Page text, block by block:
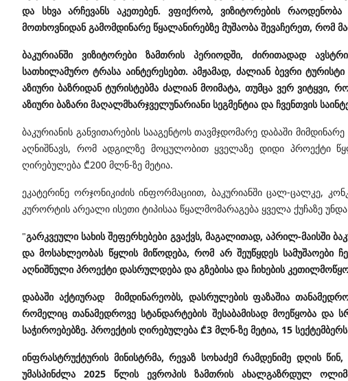
და სხვა არჩევანს აკეთებენ. ვფიქრობ, ვიზიტორების
მოთხოვნიდან გამომდინარე წყალანირებზე მუშაობა შევაჩერეთ, რომ
ბაკურიანში ვიზიტორები ზამთრის პერიოდში, ძირითადად
სათხილამურო ტრასა აინტერესებთ. ამჟამად, ძალიან ბევრი
აზიური ბაზრიდან ტურისტებმა ძალიან მოიმატა, თუმცა ვერ
აზიური ბაზარი მაღალმხარჯველუნარიანი სეგმენტია და ჩვენთვის
ბაკურიანის განვითარების სააგენტოს თავმჯდომარე დაბაში
აღნიშნავს, რომ ადგილზე მოცულობით ყველაზე დიდი პროექტი
ღირებულება ₾200 მლნ-ზე მეტია.
ეკატერინე ორჯონიკიძის ინფორმაციით, ბაკურიანში ცალ-ცალკე,
კურორტის არეალი ისეთი ტიპისაა წყალმომარაგება ყველა ქუჩაზე
"გარკვეული სახის შეფერხებები გვაქვს, მაგალითად, აპრილ-მაისში
და მოსახლეობას წყლის მიწოდება, რომ არ შეუწყდეს
აღნიშნული პროექტი დასრულდება და გზებისა და ჩიხების
დაბაში აქტიურად მიმდინარეობს, დასრულების ფაზაშია
რომელიც თანამედროვე სტანდარტების შესაბამისად მოეწყობა და
საჭიროებებზე. პროექტის ღირებულება ₾3 მლნ-ზე მეტია, 15 სექტემბერს
ინფრასტრუქტურის მინისტრმა, რევაზ სოხაძემ რამდენიმე დღის
უმასპინძლა 2025 წლის ევროპის ზამთრის ახალგაზრდულ